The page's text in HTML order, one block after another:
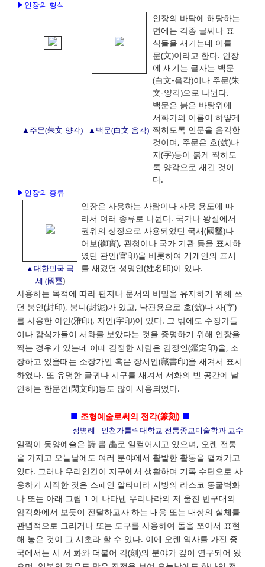
▶인장의 형식
인장의 바닥에 해당하는
면에는 각종 글씨나 표
식들을 새기는데 이를
문(文)이라고 한다. 인장
에 새기는 글자는 백문
(白文-음각)이나 주문(朱
文-양각)으로 나뉜다.
백문은 붉은 바탕위에
서화가의 이름이 하얗게
찍히도록 인문을 음각한
것이며, 주문은 호(號)나
자(字)등이 붉게 찍히도
록 양각으로 새긴 것이
다.
▲주문(朱文-양각) ▲백문(白文-음각)
▶인장의 종류
인장은 사용하는 사람이나 사용 용도에 따
라서 여러 종류로 나뉜다. 국가나 왕실에서
권위의 상징으로 사용되었던 국새(國璽)나
어보(御寶), 관청이나 국가 기관 등을 표시하
였던 관인(官印)을 비롯하여 개개인의 표시
를 새겼던 성명인(姓名印)이 있다.
▲대한민국 국
세 (國璽)
사용하는 목적에 따라 편지나 문서의 비밀을 유지하기 위해 쓰
던 봉인(封印), 봉니(封泥)가 있고, 낙관용으로 호(號)나 자(字)
를 사용한 아인(雅印), 자인(字印)이 있다. 그 밖에도 수장가들
이나 감식가들이 서화를 보았다는 것을 증명하기 위해 인장을
찍는 경우가 있는데 이때 감정한 사람은 감정인(鑑定印)을, 소
장하고 있을때는 소장가인 혹은 장서인(藏書印)을 새겨서 표시
하였다. 또 유명한 글귀나 시구를 새겨서 서화의 빈 공간에 날
인하는 한문인(閑文印)등도 많이 사용되었다.
■ 조형예술로써의 전각(篆刻) ■
정병례 - 인천가톨릭대학교 전통종교미술학과 교수
일찍이 동양예술은 詩 書 畵로 일컬어지고 있으며, 오랜 전통
을 가지고 오늘날에도 여러 분야에서 활발한 활동을 펼쳐가고
있다. 그러나 우리인간이 지구에서 생활하며 기록 수단으로 사
용하기 시작한 것은 스페인 알타미라 지방의 라스코 동굴벽화
나 또는 아래 그림 1 에 나타낸 우리나라의 저 울진 반구대의
암각화에서 보듯이 전달하고자 하는 내용 또는 대상의 실체를
관념적으로 그리거나 또는 도구를 사용하여 돌을 쪼아서 표현
해 놓은 것이 그 시초라 할 수 있다. 이에 오랜 역사를 가진 중
국에서는 시 서 화와 더불어 각(刻)의 분야가 깊이 연구되어 왔